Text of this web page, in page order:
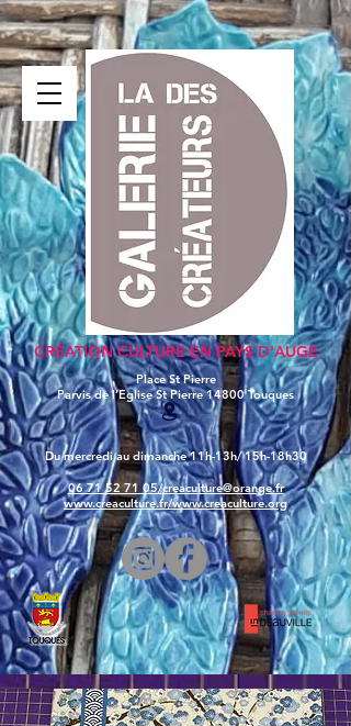
Place St Pierre
Parvis de l’Eglise St Pierre14800 Touques
Du mercredi au dimanche 11h-13h/ 15h-18h30
06 71 52 71 05/creaculture@orange.fr
www.creaculture.fr/www.creaculture.org
CRÉATION CULTURE EN PAYS D'AUGE